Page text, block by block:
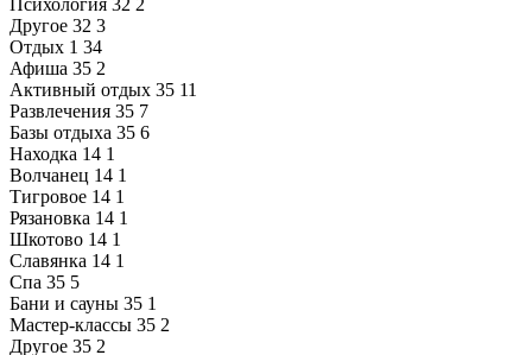
Психология 32 2
Другое 32 3
Отдых 1 34
Афиша 35 2
Активный отдых 35 11
Развлечения 35 7
Базы отдыха 35 6
Находка 14 1
Волчанец 14 1
Тигровое 14 1
Рязановка 14 1
Шкотово 14 1
Славянка 14 1
Спа 35 5
Бани и сауны 35 1
Мастер-классы 35 2
Другое 35 2